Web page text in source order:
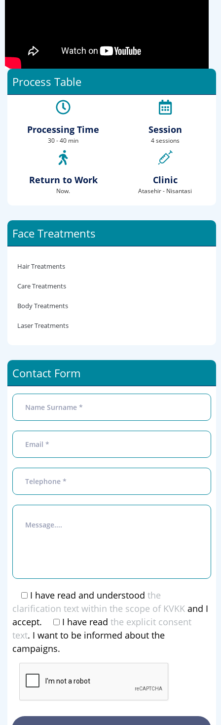
Process Table
Processing Time
30 - 40 min
Return to Work
Now.
Session
4 sessions
Clinic
Atasehir - Nisantasi
Face Treatments
Hair Treatments
Care Treatments
Body Treatments
Laser Treatments
Contact Form
I have read and understood the
clarification text within the scope of KVKK and I
accept.
I have read the explicit consent
text. I want to be informed about the
campaigns.